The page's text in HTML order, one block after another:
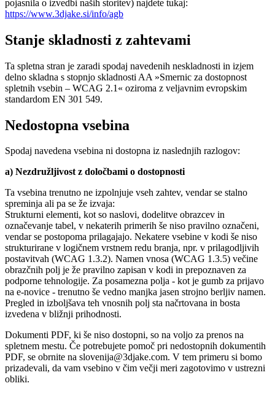
pojasnila o izvedbi naših storitev) najdete tukaj:
https://www.3djake.si/info/agb
Stanje skladnosti z zahtevami
Ta spletna stran je zaradi spodaj navedenih neskladnosti in izjem
delno skladna s stopnjo skladnosti AA »Smernic za dostopnost
spletnih vsebin – WCAG 2.1« oziroma z veljavnim evropskim
standardom EN 301 549.
Nedostopna vsebina
Spodaj navedena vsebina ni dostopna iz naslednjih razlogov:
a) Nezdružljivost z določbami o dostopnosti
Ta vsebina trenutno ne izpolnjuje vseh zahtev, vendar se stalno
spreminja ali pa se že izvaja:
Strukturni elementi, kot so naslovi, dodelitve obrazcev in
označevanje tabel, v nekaterih primerih še niso pravilno označeni,
vendar se postopoma prilagajajo. Nekatere vsebine v kodi še niso
strukturirane v logičnem vrstnem redu branja, npr. v prilagodljivih
postavitvah (WCAG 1.3.2). Namen vnosa (WCAG 1.3.5) večine
obrazčnih polj je že pravilno zapisan v kodi in prepoznaven za
podporne tehnologije. Za posamezna polja - kot je gumb za prijavo
na e-novice - trenutno še vedno manjka jasen strojno berljiv namen.
Pregled in izboljšava teh vnosnih polj sta načrtovana in bosta
izvedena v bližnji prihodnosti.
Dokumenti PDF, ki še niso dostopni, so na voljo za prenos na
spletnem mestu. Če potrebujete pomoč pri nedostopnih dokumentih
PDF, se obrnite na slovenija@3djake.com. V tem primeru si bomo
prizadevali, da vam vsebino v čim večji meri zagotovimo v ustrezni
obliki.